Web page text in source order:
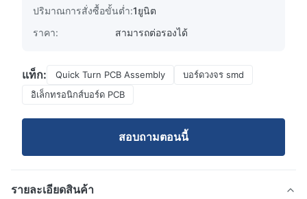
ปริมาณการสั่งซื้อขั้นต่ำ:1ยูนิต
ราคา:
สามารถต่อรองได้
แท็ก: Quick Turn PCB Assembly
บอร์ดวงจร smd
อิเล็กทรอนิกส์บอร์ด PCB
สอบถามตอนนี้
รายละเอียดสินค้า